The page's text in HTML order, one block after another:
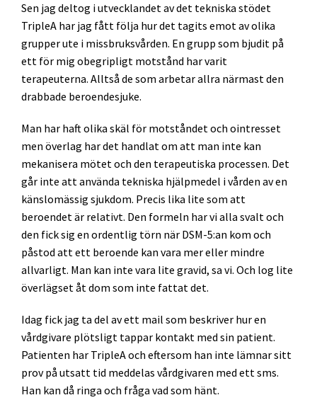
Sen jag deltog i utvecklandet av det tekniska stödet
TripleA har jag fått följa hur det tagits emot av olika
grupper ute i missbruksvården. En grupp som bjudit på
ett för mig obegripligt motstånd har varit
terapeuterna. Alltså de som arbetar allra närmast den
drabbade beroendesjuke.
Man har haft olika skäl för motståndet och ointresset
men överlag har det handlat om att man inte kan
mekanisera mötet och den terapeutiska processen. Det
går inte att använda tekniska hjälpmedel i vården av en
känslomässig sjukdom. Precis lika lite som att
beroendet är relativt. Den formeln har vi alla svalt och
den fick sig en ordentlig törn när DSM-5:an kom och
påstod att ett beroende kan vara mer eller mindre
allvarligt. Man kan inte vara lite gravid, sa vi. Och log lite
överlägset åt dom som inte fattat det.
Idag fick jag ta del av ett mail som beskriver hur en
vårdgivare plötsligt tappar kontakt med sin patient.
Patienten har TripleA och eftersom han inte lämnar sitt
prov på utsatt tid meddelas vårdgivaren med ett sms.
Han kan då ringa och fråga vad som hänt.